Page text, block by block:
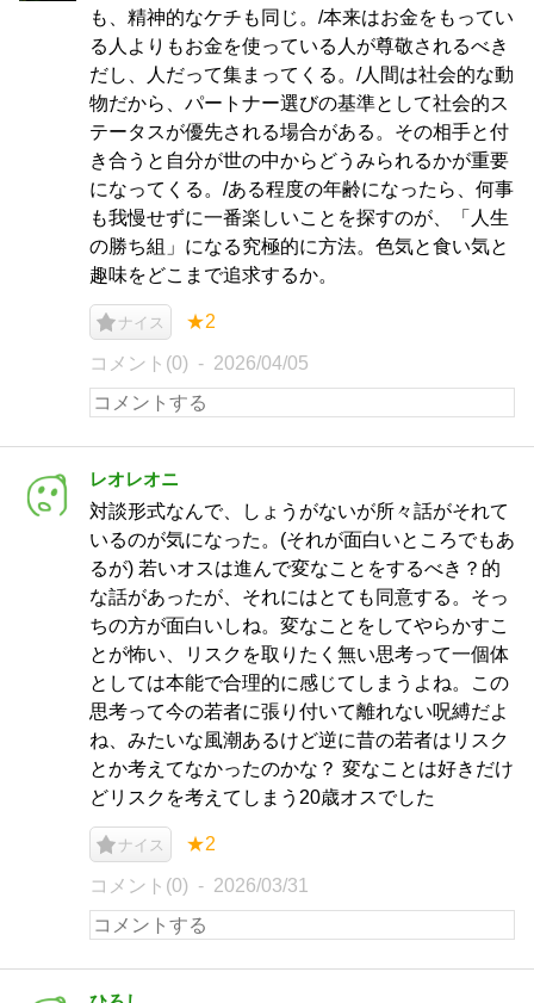
も、精神的なケチも同じ。/本来はお金をもってい
る人よりもお金を使っている人が尊敬されるべき
だし、人だって集まってくる。/人間は社会的な動
物だから、パートナー選びの基準として社会的ス
テータスが優先される場合がある。その相手と付
き合うと自分が世の中からどうみられるかが重要
になってくる。/ある程度の年齢になったら、何事
も我慢せずに一番楽しいことを探すのが、「人生
の勝ち組」になる究極的に方法。色気と食い気と
趣味をどこまで追求するか。
ナイス ★2
コメント(0) 2026/04/05
レオレオニ
対談形式なんで、しょうがないが所々話がそれて
いるのが気になった。(それが面白いところでもあ
るが) 若いオスは進んで変なことをするべき？的
な話があったが、それにはとても同意する。そっ
ちの方が面白いしね。変なことをしてやらかすこ
とが怖い、リスクを取りたく無い思考って一個体
としては本能で合理的に感じてしまうよね。この
思考って今の若者に張り付いて離れない呪縛だよ
ね、みたいな風潮あるけど逆に昔の若者はリスク
とか考えてなかったのかな？ 変なことは好きだけ
どリスクを考えてしまう20歳オスでした
ナイス ★2
コメント(0) 2026/03/31